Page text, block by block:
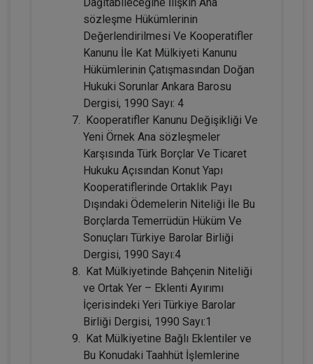
IV. Medeni Hukuk Kongresi - Tüm
Oturumlar (11 Oturum)
2160
Sepete Ekle
Tüketici Hukuku Enstitüsü
sözleşme Hükümlerinin
Değerlendirilmesi Ve Kooperatifler
Kanunu İle Kat Mülkiyeti Kanunu
Hükümlerinin Çatışmasından Doğan
Hukuki Sorunlar Ankara Barosu
Dergisi, 1990 Sayı: 4
Kooperatifler Kanunu Değişikliği Ve
Yeni Örnek Ana sözleşmeler
Karşısında Türk Borçlar Ve Ticaret
Hukuku Açısından Konut Yapı
Kooperatiflerinde Ortaklık Payı
Dışındaki Ödemelerin Niteliği İle Bu
Borçlarda Temerrüdün Hüküm Ve
Sonuçları Türkiye Barolar Birliği
Dergisi, 1990 Sayı:4
Kat Mülkiyetinde Bahçenin Niteliği
ve Ortak Yer – Eklenti Ayırımı
İçerisindeki Yeri Türkiye Barolar
Birliği Dergisi, 1990 Sayı:1
Kat Mülkiyetine Bağlı Eklentiler ve
Bu Konudaki Taahhüt İşlemlerine